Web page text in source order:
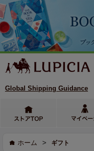
Global Shipping Guidance
ホーム > ギフト